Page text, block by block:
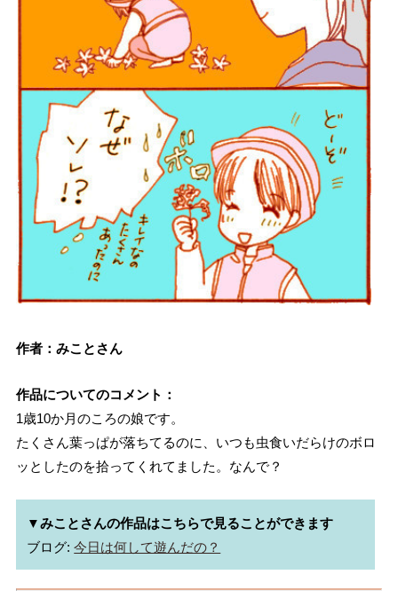
作者：みことさん
作品についてのコメント：
1歳10か月のころの娘です。
たくさん葉っぱが落ちてるのに、いつも虫食いだらけのボロ
ッとしたのを拾ってくれてました。なんで？
▼みことさんの作品はこちらで見ることができます
ブログ: 今日は何して遊んだの？